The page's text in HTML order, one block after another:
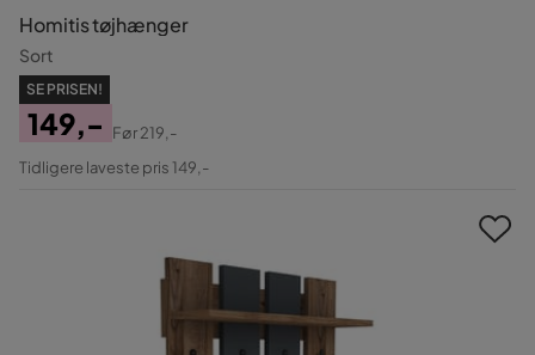
Homitis tøjhænger
Sort
SE PRISEN!
Pris
149,-
Original
Før219,-
Tidligere laveste pris 149,-